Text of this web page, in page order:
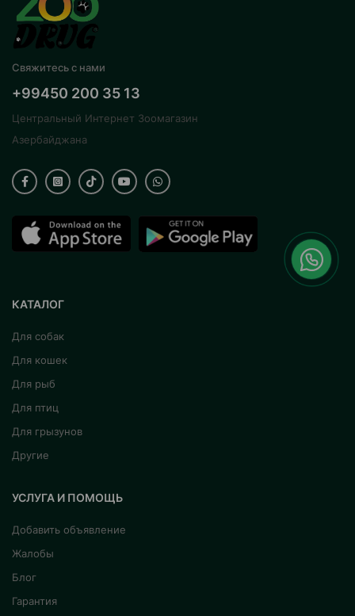
Свяжитесь с нами
+99450 200 35 13
Центральный Интернет Зоомагазин
Азербайджана
КАТАЛОГ
Для собак
Для кошек
Для рыб
Для птиц
Для грызунов
Другие
УСЛУГА И ПОМОЩЬ
Добавить объявление
Жалобы
Блог
Гарантия